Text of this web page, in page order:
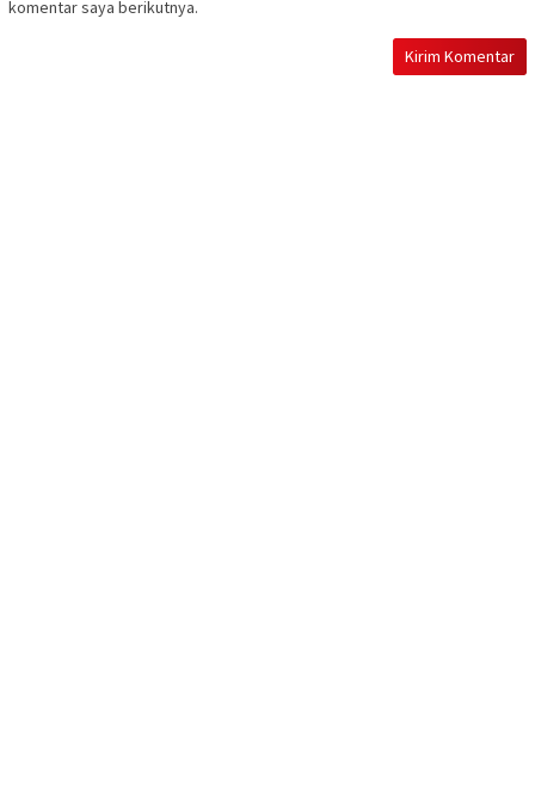
komentar saya berikutnya.